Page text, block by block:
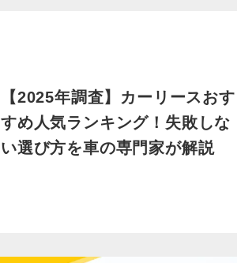
【2025年調査】カーリースおす
すめ人気ランキング！失敗しな
い選び方を車の専門家が解説